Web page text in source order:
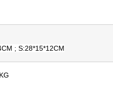
; S:28*15*12CM